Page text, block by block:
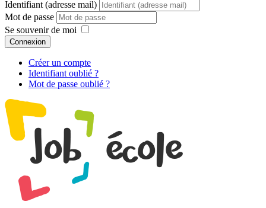
Identifiant (adresse mail)
Mot de passe
Se souvenir de moi
Connexion
Créer un compte
Identifiant oublié ?
Mot de passe oublié ?